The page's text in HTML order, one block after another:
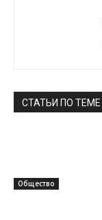
СТАТЬИ ПО ТЕМЕ
Общество